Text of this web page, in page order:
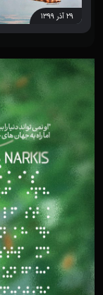
۲۹ آذر ۱۳۹۹